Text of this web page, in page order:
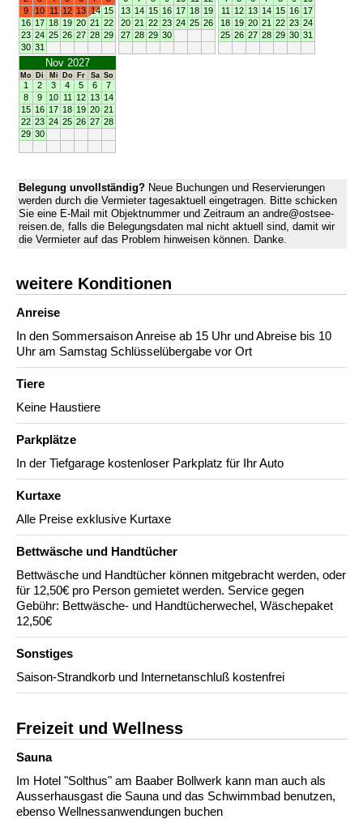
9
10 11 12 13 14 15
16 17 18 19 20 21 22
23 24 25 26 27 28 29
30 31
13 14 15 16 17 18 19
20 21 22 23 24 25 26
27 28 29 30
11
12 13 14 15 16 17
18 19 20 21 22 23 24
25 26 27 28 29 30 31
Nov 2027
Mo Di Mi Do Fr Sa So
1 2 3 4 5 6
7
8
9 10 11 12 13 14
15 16 17 18 19 20 21
22 23 24 25 26 27 28
29 30
Belegung unvollständig? Neue Buchungen und Reservierungen
werden durch die Vermieter tagesaktuell eingetragen. Bitte schicken
Sie eine E-Mail mit Objektnummer und Zeitraum an andre@ostsee-
reisen.de, falls die Belegungsdaten mal nicht aktuell sind, damit wir
die Vermieter auf das Problem hinweisen können. Danke.
weitere Konditionen
Anreise
In den Sommersaison Anreise ab 15 Uhr und Abreise bis 10
Uhr am Samstag Schlüsselübergabe vor Ort
Tiere
Keine Haustiere
Parkplätze
In der Tiefgarage kostenloser Parkplatz für Ihr Auto
Kurtaxe
Alle Preise exklusive Kurtaxe
Bettwäsche und Handtücher
Bettwäsche und Handtücher können mitgebracht werden, oder
für 12,50€ pro Person gemietet werden. Service gegen
Gebühr: Bettwäsche- und Handtücherwechel, Wäschepaket
12,50€
Sonstiges
Saison-Strandkorb und Internetanschluß kostenfrei
Freizeit und Wellness
Sauna
Im Hotel "Solthus" am Baaber Bollwerk kann man auch als
Ausserhausgast die Sauna und das Schwimmbad benutzen,
ebenso Wellnessanwendungen buchen